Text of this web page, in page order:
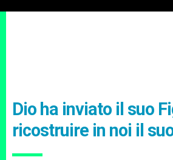
Dio ha inviato il suo
ricostruire in noi il